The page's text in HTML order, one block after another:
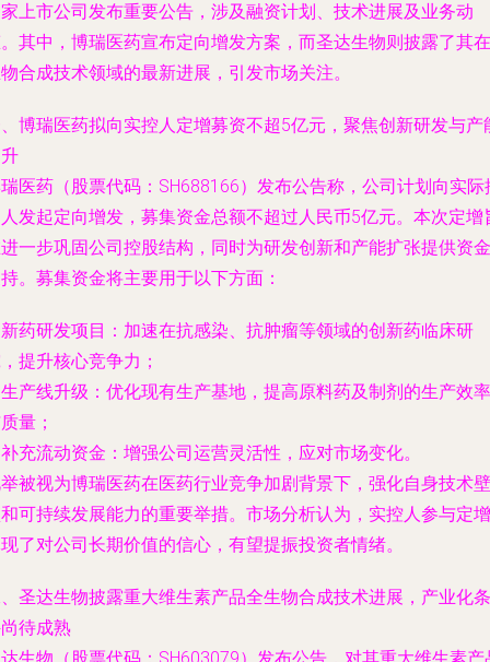
上市公司发布重要公告，涉及融资计划、技术进展及业务动
其中，博瑞医药宣布定向增发方案，而圣达生物则披露了其在
合成技术领域的最新进展，引发市场关注。
博瑞医药拟向实控人定增募资不超5亿元，聚焦创新研发与产
医药（股票代码：SH688166）发布公告称，公司计划向实际
发起定向增发，募集资金总额不超过人民币5亿元。本次定增
一步巩固公司控股结构，同时为研发创新和产能扩张提供资金
。募集资金将主要用于以下方面：
药研发项目：加速在抗感染、抗肿瘤等领域的创新药临床研
提升核心竞争力；
产线升级：优化现有生产基地，提高原料药及制剂的生产效率
量；
充流动资金：增强公司运营灵活性，应对市场变化。
被视为博瑞医药在医药行业竞争加剧背景下，强化自身技术壁
可持续发展能力的重要举措。市场分析认为，实控人参与定增
了对公司长期价值的信心，有望提振投资者情绪。
圣达生物披露重大维生素产品全生物合成技术进展，产业化条
待成熟